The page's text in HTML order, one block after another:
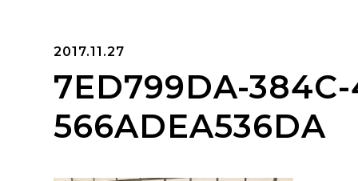
2017.11.27
7ED799DA-
566ADEA536DA